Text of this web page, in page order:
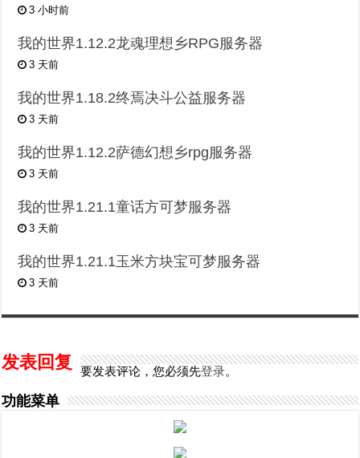
3 小时前
我的世界1.12.2龙魂理想乡RPG服务器
3 天前
我的世界1.18.2终焉决斗公益服务器
3 天前
我的世界1.12.2萨德幻想乡rpg服务器
3 天前
我的世界1.21.1童话方可梦服务器
3 天前
我的世界1.21.1玉米方块宝可梦服务器
3 天前
发表回复 要发表评论，您必须先登录。
功能菜单